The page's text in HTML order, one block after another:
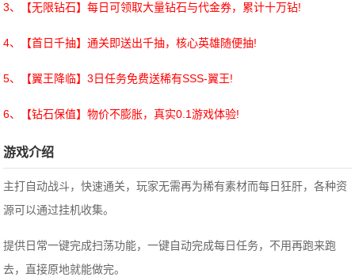
3、【无限钻石】每日可领取大量钻石与代金券，累计十万钻!
4、【首日千抽】通关即送出千抽，核心英雄随便抽!
5、【翼王降临】3日任务免费送稀有SSS-翼王!
6、【钻石保值】物价不膨胀，真实0.1游戏体验!
游戏介绍
主打自动战斗，快速通关，玩家无需再为稀有素材而每日狂肝，各种资
源可以通过挂机收集。
提供日常一键完成扫荡功能，一键自动完成每日任务，不用再跑来跑
去，直接原地就能做完。